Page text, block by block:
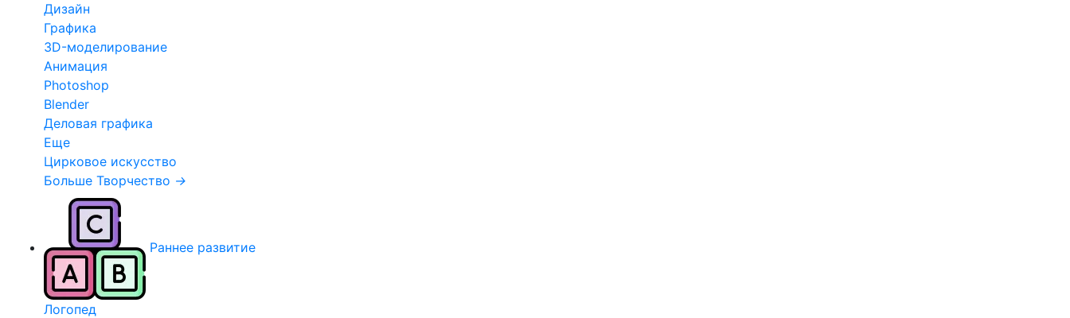
Дизайн
Графика
3D-моделирование
Анимация
Photoshop
Blender
Деловая графика
Еще
Цирковое искусство
Больше Творчество →
Раннее развитие
Логопед